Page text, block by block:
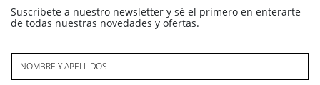
Suscríbete a nuestro newsletter y sé el primero en enterarte
de todas nuestras novedades y ofertas.
NOMBRE Y APELLIDOS